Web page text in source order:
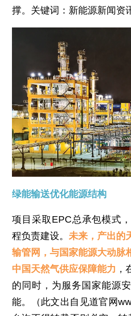
撑。关键词：新能源新闻资
绿能输送优化能源结构
项目采取EPC总承包模式
程负责建设。 未来，产出的
输管网，与国家能源大动脉
中国天然气供应保障能力 ，
的同时，为服务国家能源
能。（此文出自见道官网